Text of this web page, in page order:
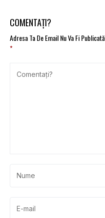
COMENTAȚI?
Adresa Ta De Email Nu Va Fi Publicată.
*